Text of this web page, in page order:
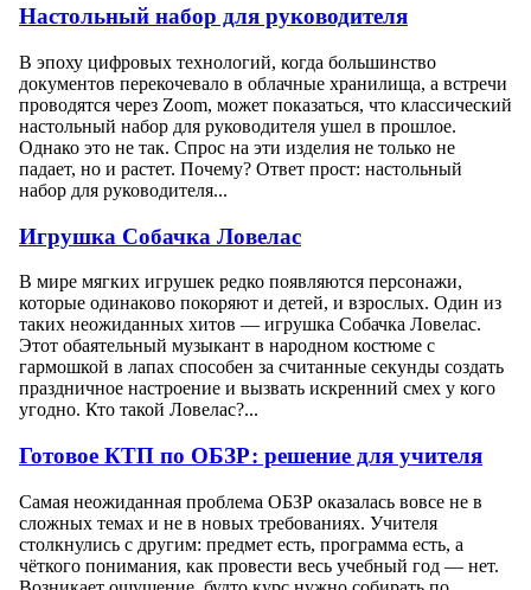
Настольный набор для руководителя
В эпоху цифровых технологий, когда большинство
документов перекочевало в облачные хранилища, а встречи
проводятся через Zoom, может показаться, что классический
настольный набор для руководителя ушел в прошлое.
Однако это не так. Спрос на эти изделия не только не
падает, но и растет. Почему? Ответ прост: настольный
набор для руководителя...
Игрушка Собачка Ловелас
В мире мягких игрушек редко появляются персонажи,
которые одинаково покоряют и детей, и взрослых. Один из
таких неожиданных хитов — игрушка Собачка Ловелас.
Этот обаятельный музыкант в народном костюме с
гармошкой в лапах способен за считанные секунды создать
праздничное настроение и вызвать искренний смех у кого
угодно. Кто такой Ловелас?...
Готовое КТП по ОБЗР: решение для учителя
Самая неожиданная проблема ОБЗР оказалась вовсе не в
сложных темах и не в новых требованиях. Учителя
столкнулись с другим: предмет есть, программа есть, а
чёткого понимания, как провести весь учебный год — нет.